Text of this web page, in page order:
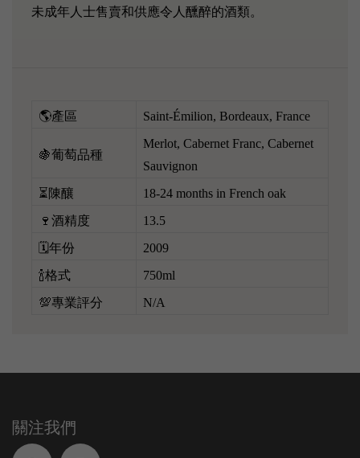
未成年人士售賣和供應令人醺醉的酒類。
🌎產區 Saint-Émilion, Bordeaux, France
🍇葡萄品種
Merlot, Cabernet Franc, Cabernet
Sauvignon
⏳陳釀 18-24 months in French oak
🍷酒精度 13.5
🗓️年份 2009
🍾格式 750ml
💯專業評分 N/A
關注我們